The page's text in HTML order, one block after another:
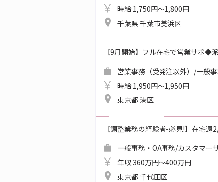
時給 1,750円～1,800円
千葉県 千葉市美浜区
【9月開始】フル在宅で営業サポ◆
営業事務（受発注以外）/一般事
時給 1,950円～1,950円
東京都 港区
【調整業務の経験者-必見!】在宅
一般事務・OA事務/カスタマー
年収 360万円～400万円
東京都 千代田区